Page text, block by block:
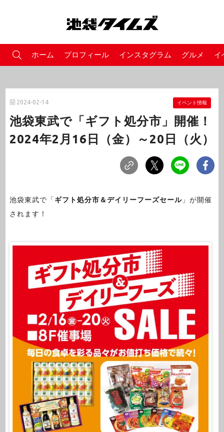
ホーム プロフィール インスタグラム グルメ イ
2024-02-14 イベント情報
池袋東武で「ギフト処分市」開催！
2024年2月16日（金）～20日（火）
池袋東武で「 ギフト処分市＆デイリーフーズセール」が開催
されます！